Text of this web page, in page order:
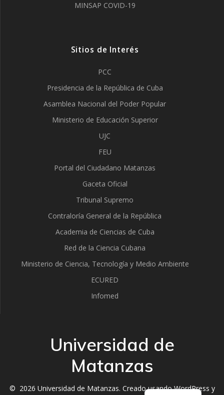
MINSAP COVID-19
Sitios de Interés
PCC
Presidencia de la República de Cuba
Asamblea Nacional del Poder Popular
Ministerio de Educación Superior
UJC
FEU
Portal del Ciudadano Matanzas
Gaceta Oficial
Tribunal Supremo
Contraloría General de la República
Academia de Ciencias de Cuba
Red de la Ciencia Cubana
Ministerio de Ciencia, Tecnología y Medio Ambiente
ECURED
Infomed
Universidad de
Matanzas
© 2026 Universidad de Matanzas. Creado usando WordPress y
English